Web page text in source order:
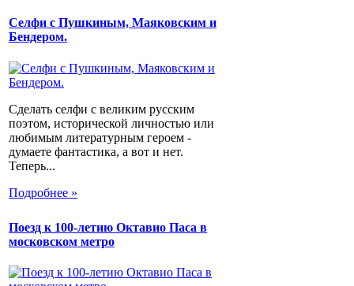
Селфи с Пушкиным, Маяковским и
Бендером.
Сделать селфи с великим русским
поэтом, исторической личностью или
любимым литературным героем -
думаете фантастика, а вот и нет.
Теперь...
Подробнее »
Поезд к 100-летию Октавио Паса в
московском метро